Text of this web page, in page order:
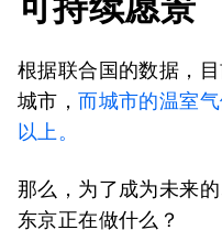
根据联合国的数据，
城市，而城市的温室
以上。
那么，为了成为未来
东京正在做什么？